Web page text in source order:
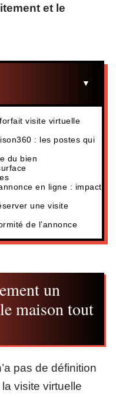
et le
visite virtuelle
: les postes qui
du bien
en ligne : impact
une visite
de l’annonce
un
maison tout
pas de définition
visite virtuelle